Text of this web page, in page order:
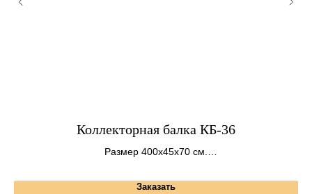
Коллекторная балка КБ-36
Размер 400х45х70 см.
Заказать